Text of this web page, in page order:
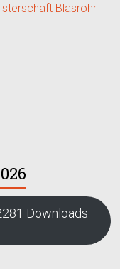
Blasrohr
Downloads